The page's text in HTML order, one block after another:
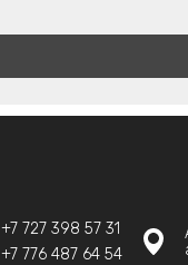
+7 727 398 57 31
+7 776 487 64 54